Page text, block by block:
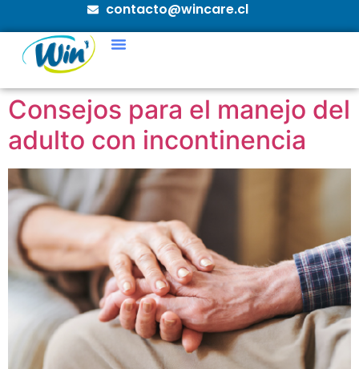
contacto@wincare.cl
Consejos para el manejo del
adulto con incontinencia